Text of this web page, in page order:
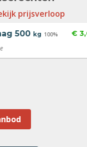
prijsverloop
500 kg 100% €